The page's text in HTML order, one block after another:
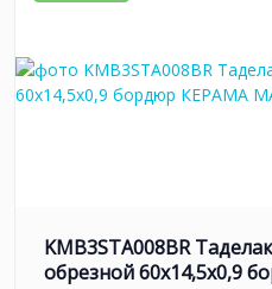
KMB3STA008BR
обрезной 60x14,5x0,9